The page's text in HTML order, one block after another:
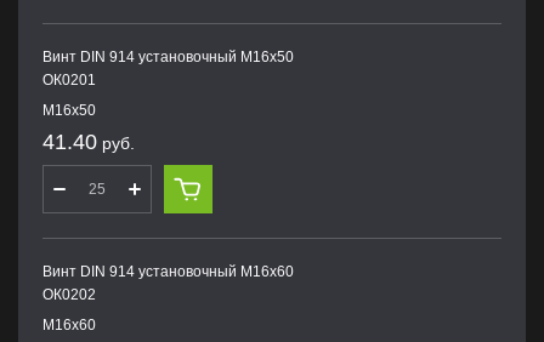
Винт DIN 914 установочный М16х50
ОК0201
М16х50
41.40 руб.
Винт DIN 914 установочный М16х60
ОК0202
М16х60